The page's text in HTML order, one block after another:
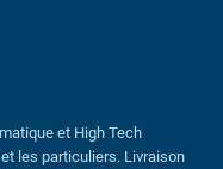
et High Tech
les particuliers. Livraison